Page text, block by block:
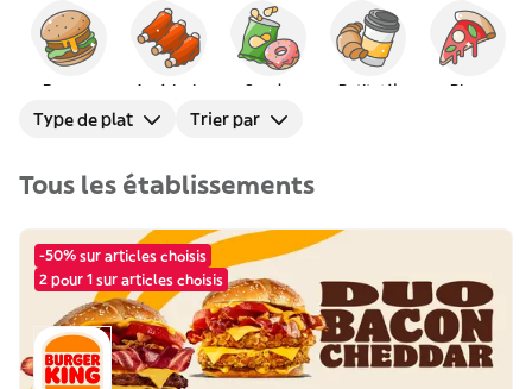
Burgers Américain Snacks Petit déj Pizza
Type de plat Trier par
Tous les établissements
-50% sur articles choisis
2 pour 1 sur articles choisis